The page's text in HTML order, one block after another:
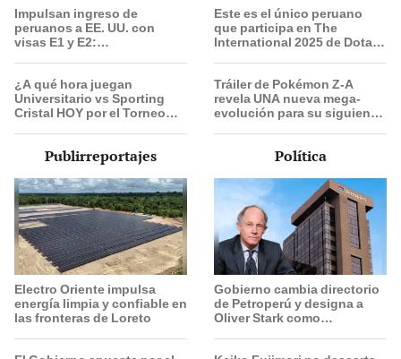
Impulsan ingreso de
peruanos a EE. UU. con
visas E1 y E2:
¿A qué hora juegan
Universitario vs Sporting
Cristal HOY por el Torneo
Este es el único peruano
que participa en The
International 2025 de Dota 2
Tráiler de Pokémon Z-A
revela UNA nueva mega-
evolución para su siguiente
Publirreportajes
Electro Oriente impulsa
energía limpia y confiable en
las fronteras de Loreto
Política
Gobierno cambia directorio
de Petroperú y designa a
Oliver Stark como